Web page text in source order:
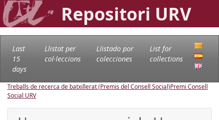
Repositori URV
Last
15
days
Llistat per
col·leccions
Llistado por
colecciones
List for
collections
Treballs de recerca de batxillerat (Premis del Consell Social)Premi Consell
Social URV